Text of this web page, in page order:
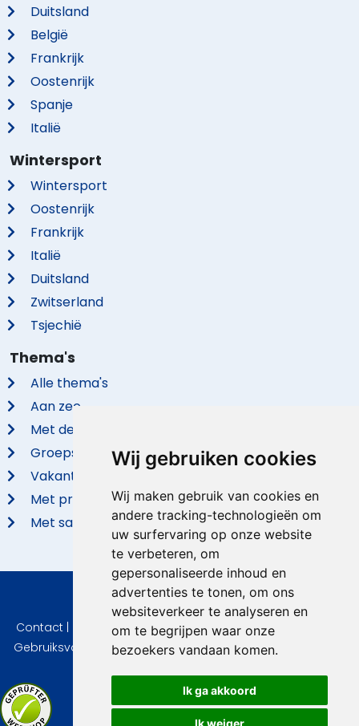
Wij gebruiken cookies
Wij maken gebruik van cookies en
andere tracking-technologieën om
uw surfervaring op onze website
te verbeteren, om
gepersonaliseerde inhoud en
advertenties te tonen, om ons
websiteverkeer te analyseren en
om te begrijpen waar onze
bezoekers vandaan komen.
Ik ga akkoord
Ik weiger
Duitsland
België
Frankrijk
Oostenrijk
Spanje
Italië
Wintersport
Wintersport
Oostenrijk
Frankrijk
Italië
Duitsland
Zwitserland
Tsjechië
Thema's
Alle thema's
Aan zee
Met de hond
Groepsaccommodaties
Vakantieparken
Met privé zwembad
Met sauna
© 2026 VidaVilla.com
Contact Privacy|Cookie instellingen|Herroepingsrecht
Gebruiksvoorwaarden|Imprint|Informatie Beoordelingen